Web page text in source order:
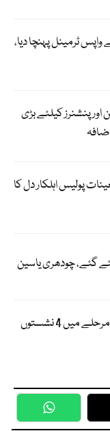
ٹرمینل پہنچا دیا،
پنشنرز کیلئے بڑی
پولیس اہلکار دل کا
گئے، چودھری یاسین
آزاد کشمیر انتخابات کے تیسرے مرحلے میں 4 نشستوں
WhatsApp